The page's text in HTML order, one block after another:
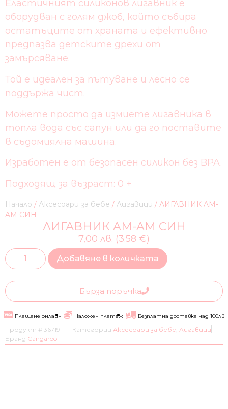
Начало / Аксесоари за бебе / Лигавици / ЛИГАВНИК AM-
AM СИН
ЛИГАВНИК AM-AM СИН
Еластичният силиконов лигавник е
оборудван с голям джоб, който събира
остатъците от храната и ефективно
предпазва детските дрехи от
замърсяване.
Той е идеален за пътуване и лесно се
поддържа чист.
Можете просто да измиете лигавника в
топла вода със сапун или да го поставите
в съдомиялна машина.
Изработен е от безопасен силикон без BPA.
Подходящ за възраст: 0 +
7,00 лв. (3.58 €)
Добавяне в количката
Бърза поръчка
Плащане онлайн Наложен платеж Безплатна доставка над 100лв
Продукт # 36719 Категории Аксесоари за бебе, Лигавици
Бранд Cangaroo